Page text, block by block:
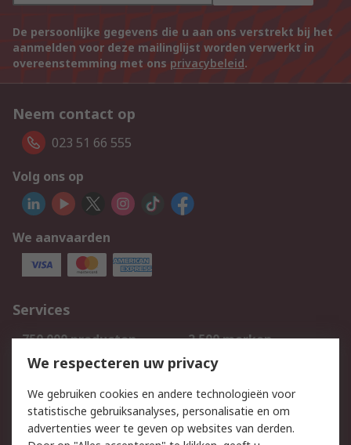
De persoonlijke gegevens die u aan ons verstrekt bij het
aanmelden voor deze mailinglijst worden verwerkt in
overeenstemming met ons privacybeleid.
Neem contact op
023 51 66 555
Volg ons op
We aanvaarden
Services
750.000 producten
2.500 merken
Bestellen
Inkoopoplossingen
Track & Trace
We respecteren uw privacy
We gebruiken cookies en andere technologieën voor
statistische gebruiksanalyses, personalisatie en om
advertenties weer te geven op websites van derden.